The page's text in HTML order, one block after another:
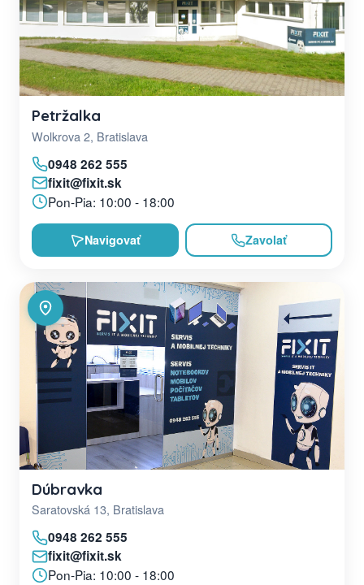
Petržalka
Wolkrova 2, Bratislava
0948 262 555
fixit@fixit.sk
Pon-Pia: 10:00 - 18:00
Navigovať Zavolať
Dúbravka
Saratovská 13, Bratislava
0948 262 555
fixit@fixit.sk
Pon-Pia: 10:00 - 18:00